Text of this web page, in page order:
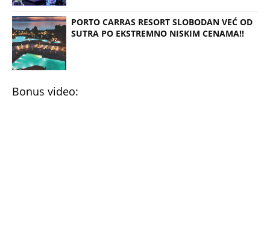
PORTO CARRAS RESORT SLOBODAN VEĆ OD
SUTRA PO EKSTREMNO NISKIM CENAMA!!
Bonus video: